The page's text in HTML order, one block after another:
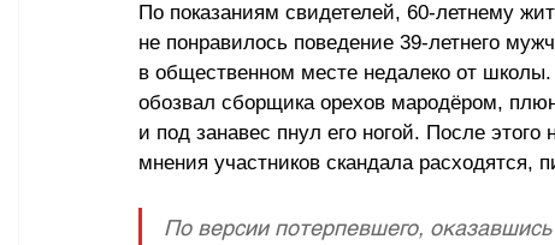
По показаниям свидетелей, 60-летнему
не понравилось поведение 39-летнего
в общественном месте недалеко от школы.
обозвал сборщика орехов мародёром,
и под занавес пнул его ногой. После
мнения участников скандала расходятся,
По версии потерпевшего,